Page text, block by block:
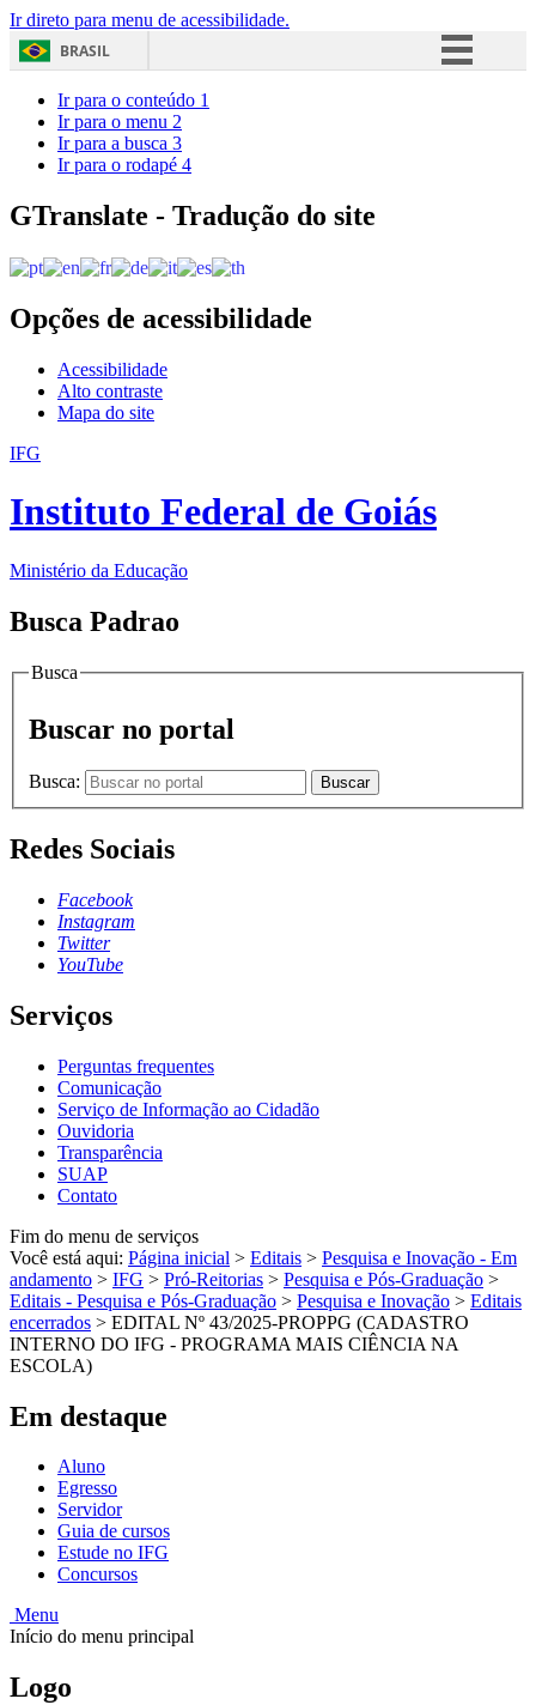
Ir direto para menu de acessibilidade.
BRASIL
Acesso à informação
Ir para o conteúdo 1
Ir para o menu 2
Ir para a busca 3
Ir para o rodapé 4
GTranslate - Tradução do site
Opções de acessibilidade
Acessibilidade
Alto contraste
Mapa do site
IFG
Instituto Federal de Goiás
Ministério da Educação
Busca Padrao
Busca
Buscar no portal
Busca: Buscar
Redes Sociais
Facebook
Instagram
Twitter
YouTube
Serviços
Perguntas frequentes
Comunicação
Serviço de Informação ao Cidadão
Ouvidoria
Transparência
SUAP
Contato
Fim do menu de serviços
Você está aqui: Página inicial > Editais > Pesquisa e Inovação - Em
andamento > IFG > Pró-Reitorias > Pesquisa e Pós-Graduação >
Editais - Pesquisa e Pós-Graduação > Pesquisa e Inovação > Editais
encerrados > EDITAL Nº 43/2025-PROPPG (CADASTRO
INTERNO DO IFG - PROGRAMA MAIS CIÊNCIA NA
ESCOLA)
Em destaque
Aluno
Egresso
Servidor
Guia de cursos
Estude no IFG
Concursos
Menu
Início do menu principal
Logo